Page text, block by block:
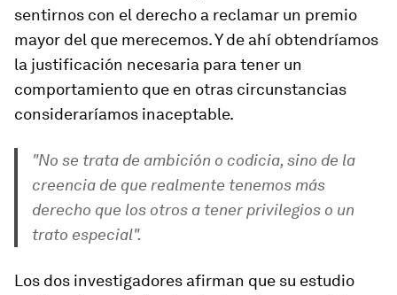
sentirnos con el derecho a reclamar un premio
mayor del que merecemos. Y de ahí obtendríamos
la justificación necesaria para tener un
comportamiento que en otras circunstancias
consideraríamos inaceptable.
"No se trata de ambición o codicia, sino de la
creencia de que realmente tenemos más
derecho que los otros a tener privilegios o un
trato especial".
Los dos investigadores afirman que su estudio